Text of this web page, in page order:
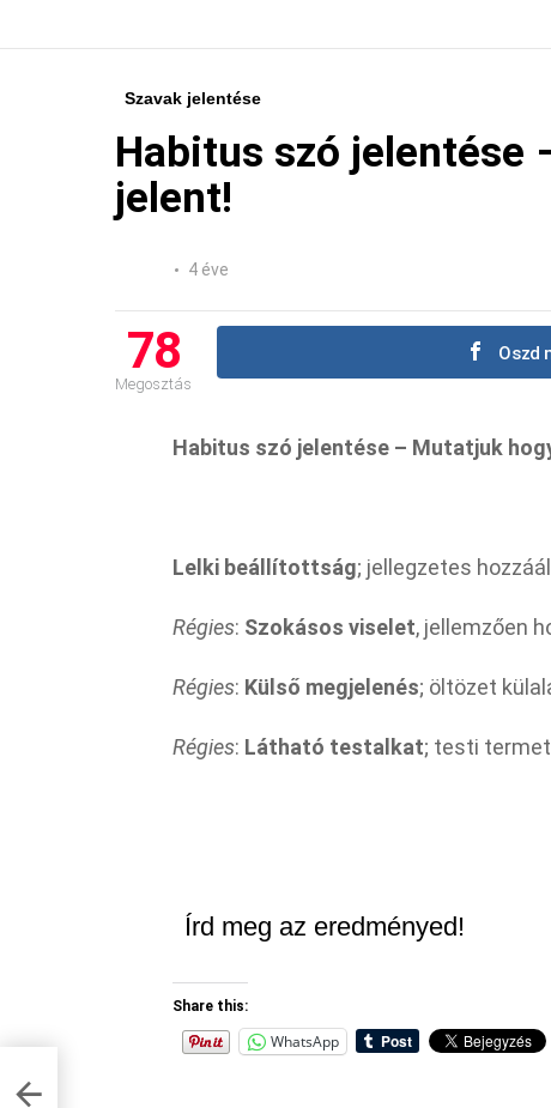
Szavak jelentése
Habitus szó
jelent!
4 éve
78
Megosztás
Oszd
Habitus szó jelentése – Mutatjuk
Lelki beállítottság; jellegzetes
Régies: Szokásos viselet, jellemzően
Régies: Külső megjelenés; öltözet
Régies: Látható testalkat; testi
Írd meg az eredményed!
Share this:
WhatsApp
mit